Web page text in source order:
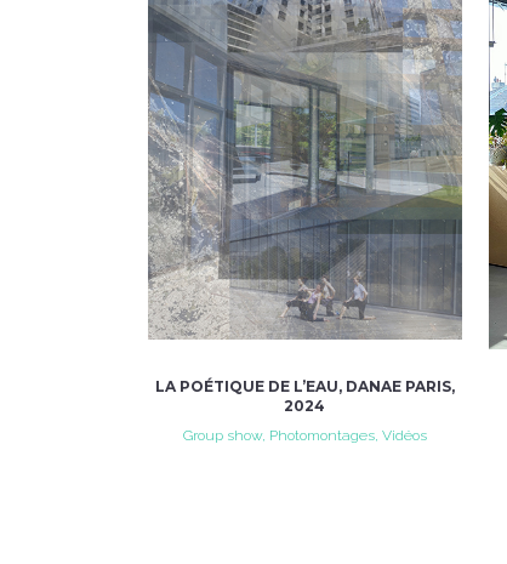
VIEW
LA POÉTIQUE DE L’EAU, DANAE PARIS,
2024
Group show, Photomontages, Vidéos